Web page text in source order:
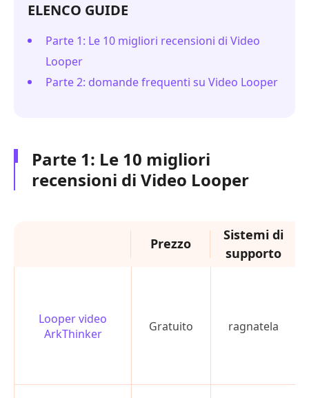
ELENCO GUIDE
Parte 1: Le 10 migliori recensioni di Video
Looper
Parte 2: domande frequenti su Video Looper
Parte 1: Le 10 migliori
recensioni di Video Looper
Prezzo
Sistemi di
supporto
Looper video
ArkThinker
Gratuito ragnatela